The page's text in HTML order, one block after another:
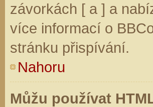
závorkách [ a ] a
více informací o
stránku přispívání.
Nahoru
Můžu používat